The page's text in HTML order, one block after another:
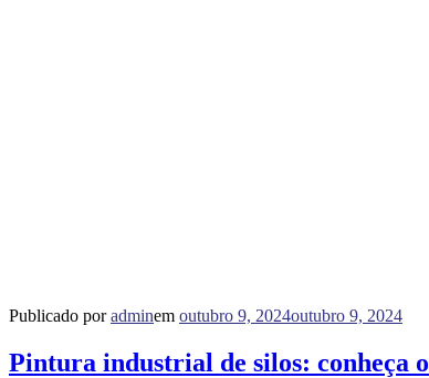
Publicado poradminem outubro 9, 2024outubro 9, 2024
Pintura industrial de silos: conheça